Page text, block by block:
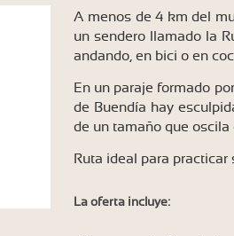
A menos de 4 km del
un sendero llamado la
andando, en bici o en
En un paraje formado
de Buendía hay
de un tamaño que oscila
Ruta ideal para
La oferta incluye: